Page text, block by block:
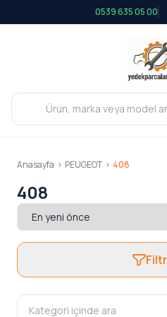
0539 635 05 00
Anasayfa > PEUGEOT > 408
408